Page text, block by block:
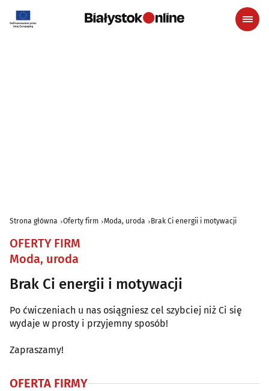
Strona główna Oferty firm Moda, uroda Brak Ci energii i motywacji
OFERTY FIRM
Moda, uroda
Brak Ci energii i motywacji
Po ćwiczeniach u nas osiągniesz cel szybciej niż Ci się
wydaje w prosty i przyjemny sposób!
Zapraszamy!
OFERTA FIRMY